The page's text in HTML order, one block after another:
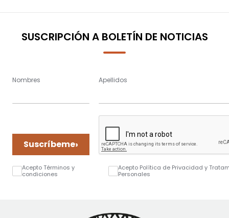
SUSCRIPCIÓN A BOLETÍN DE NOTICIAS
Nombres Apellidos
Suscríbeme›
Acepto Términos y
condiciones
Acepto Política de Privacidad y
Personales